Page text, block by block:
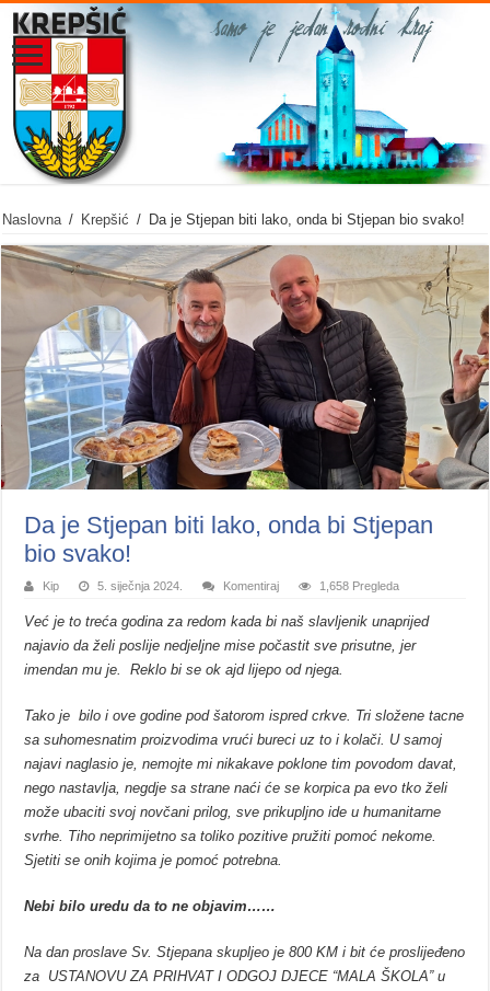
Naslovna / Krepšić / Da je Stjepan biti lako, onda bi Stjepan bio svako!
Da je Stjepan biti lako, onda bi Stjepan
bio svako!
Kip 5. siječnja 2024. Komentiraj 1,658 Pregleda
Već je to treća godina za redom kada bi naš slavljenik unaprijed
najavio da želi poslije nedjeljne mise počastit sve prisutne, jer
imendan mu je. Reklo bi se ok ajd lijepo od njega.
Tako je bilo i ove godine pod šatorom ispred crkve. Tri složene tacne
sa suhomesnatim proizvodima vrući bureci uz to i kolači. U samoj
najavi naglasio je, nemojte mi nikakave poklone tim povodom davat,
nego nastavlja, negdje sa strane naći će se korpica pa evo tko želi
može ubaciti svoj novčani prilog, sve prikupljno ide u humanitarne
svrhe. Tiho neprimijetno sa toliko pozitive pružiti pomoć nekome.
Sjetiti se onih kojima je pomoć potrebna.
Nebi bilo uredu da to ne objavim……
Na dan proslave Sv. Stjepana skupljeo je 800 KM i bit će proslijeđeno
za USTANOVU ZA PRIHVAT I ODGOJ DJECE “MALA ŠKOLA” u